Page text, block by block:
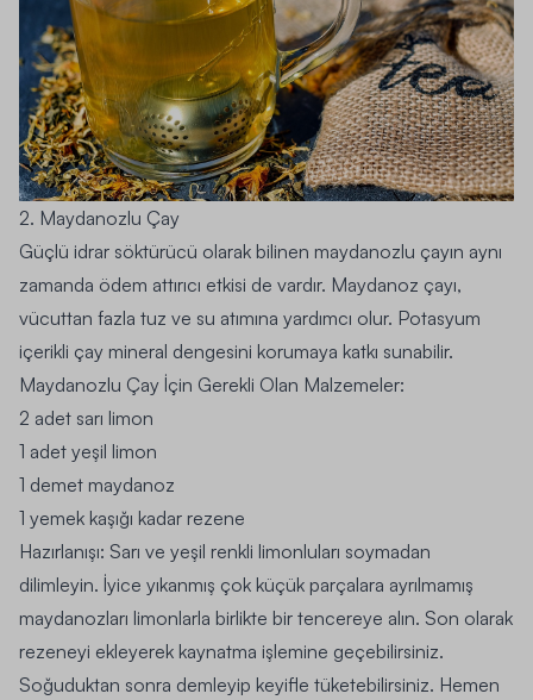
2. Maydanozlu Çay
Güçlü idrar söktürücü olarak bilinen maydanozlu çayın aynı
zamanda ödem attırıcı etkisi de vardır. Maydanoz çayı,
vücuttan fazla tuz ve su atımına yardımcı olur. Potasyum
içerikli çay mineral dengesini korumaya katkı sunabilir.
Maydanozlu Çay İçin Gerekli Olan Malzemeler:
2 adet sarı limon
1 adet yeşil limon
1 demet maydanoz
1 yemek kaşığı kadar rezene
Hazırlanışı: Sarı ve yeşil renkli limonluları soymadan
dilimleyin. İyice yıkanmış çok küçük parçalara ayrılmamış
maydanozları limonlarla birlikte bir tencereye alın. Son olarak
rezeneyi ekleyerek kaynatma işlemine geçebilirsiniz.
Soğuduktan sonra demleyip keyifle tüketebilirsiniz. Hemen